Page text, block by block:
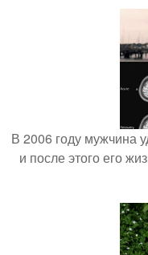
В 2006 году мужчина
и после этого его